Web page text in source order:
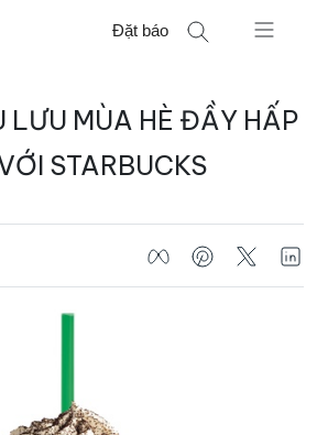
Đặt báo
LƯU MÙA HÈ ĐẦY HẤP
STARBUCKS